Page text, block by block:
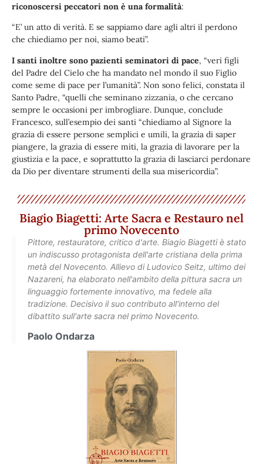
riconoscersi peccatori non è una formalità:
“E’ un atto di verità. E se sappiamo dare agli altri il perdono
che chiediamo per noi, siamo beati”.
I santi inoltre sono pazienti seminatori di pace, “veri figli
del Padre del Cielo che ha mandato nel mondo il suo Figlio
come seme di pace per l’umanità”. Non sono felici, constata il
Santo Padre, “quelli che seminano zizzania, o che cercano
sempre le occasioni per imbrogliare. Dunque, conclude
Francesco, sull’esempio dei santi “chiediamo al Signore la
grazia di essere persone semplici e umili, la grazia di saper
piangere, la grazia di essere miti, la grazia di lavorare per la
giustizia e la pace, e soprattutto la grazia di lasciarci perdonare
da Dio per diventare strumenti della sua misericordia”.
Biagio Biagetti: Arte Sacra e Restauro nel
primo Novecento
Pittore, restauratore, critico d'arte. Biagio Biagetti è stato
un indiscusso protagonista dell'arte cristiana della prima
metà del Novecento. Allievo di Ludovico Seitz, ultimo dei
Nazareni, ha elaborato nell'ambito della pittura sacra un
linguaggio fortemente innovativo, ma fedele alla
tradizione. Decisivo il suo contributo all'interno del
dibattito sull'arte sacra nel primo Novecento.
Paolo Ondarza